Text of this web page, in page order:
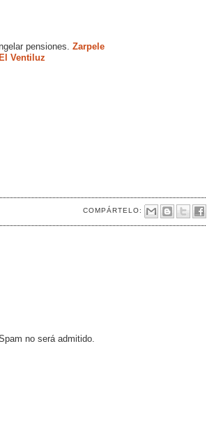
pensiones. Zarpele
Ventiluz
COMPÁRTELO:
no será admitido.